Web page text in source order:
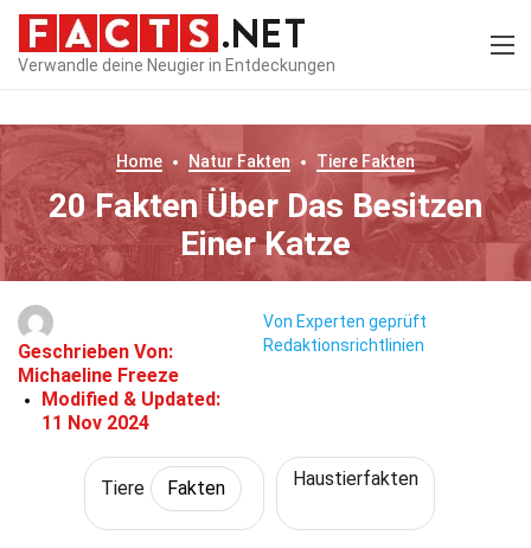
Verwandle deine Neugier in Entdeckungen
Home Natur Fakten Tiere Fakten
20 Fakten Über Das Besitzen
Einer Katze
Geschrieben Von:
Michaeline Freeze
Modified & Updated:
11 Nov 2024
Von Experten geprüft
Redaktionsrichtlinien
Tiere Fakten Haustierfakten